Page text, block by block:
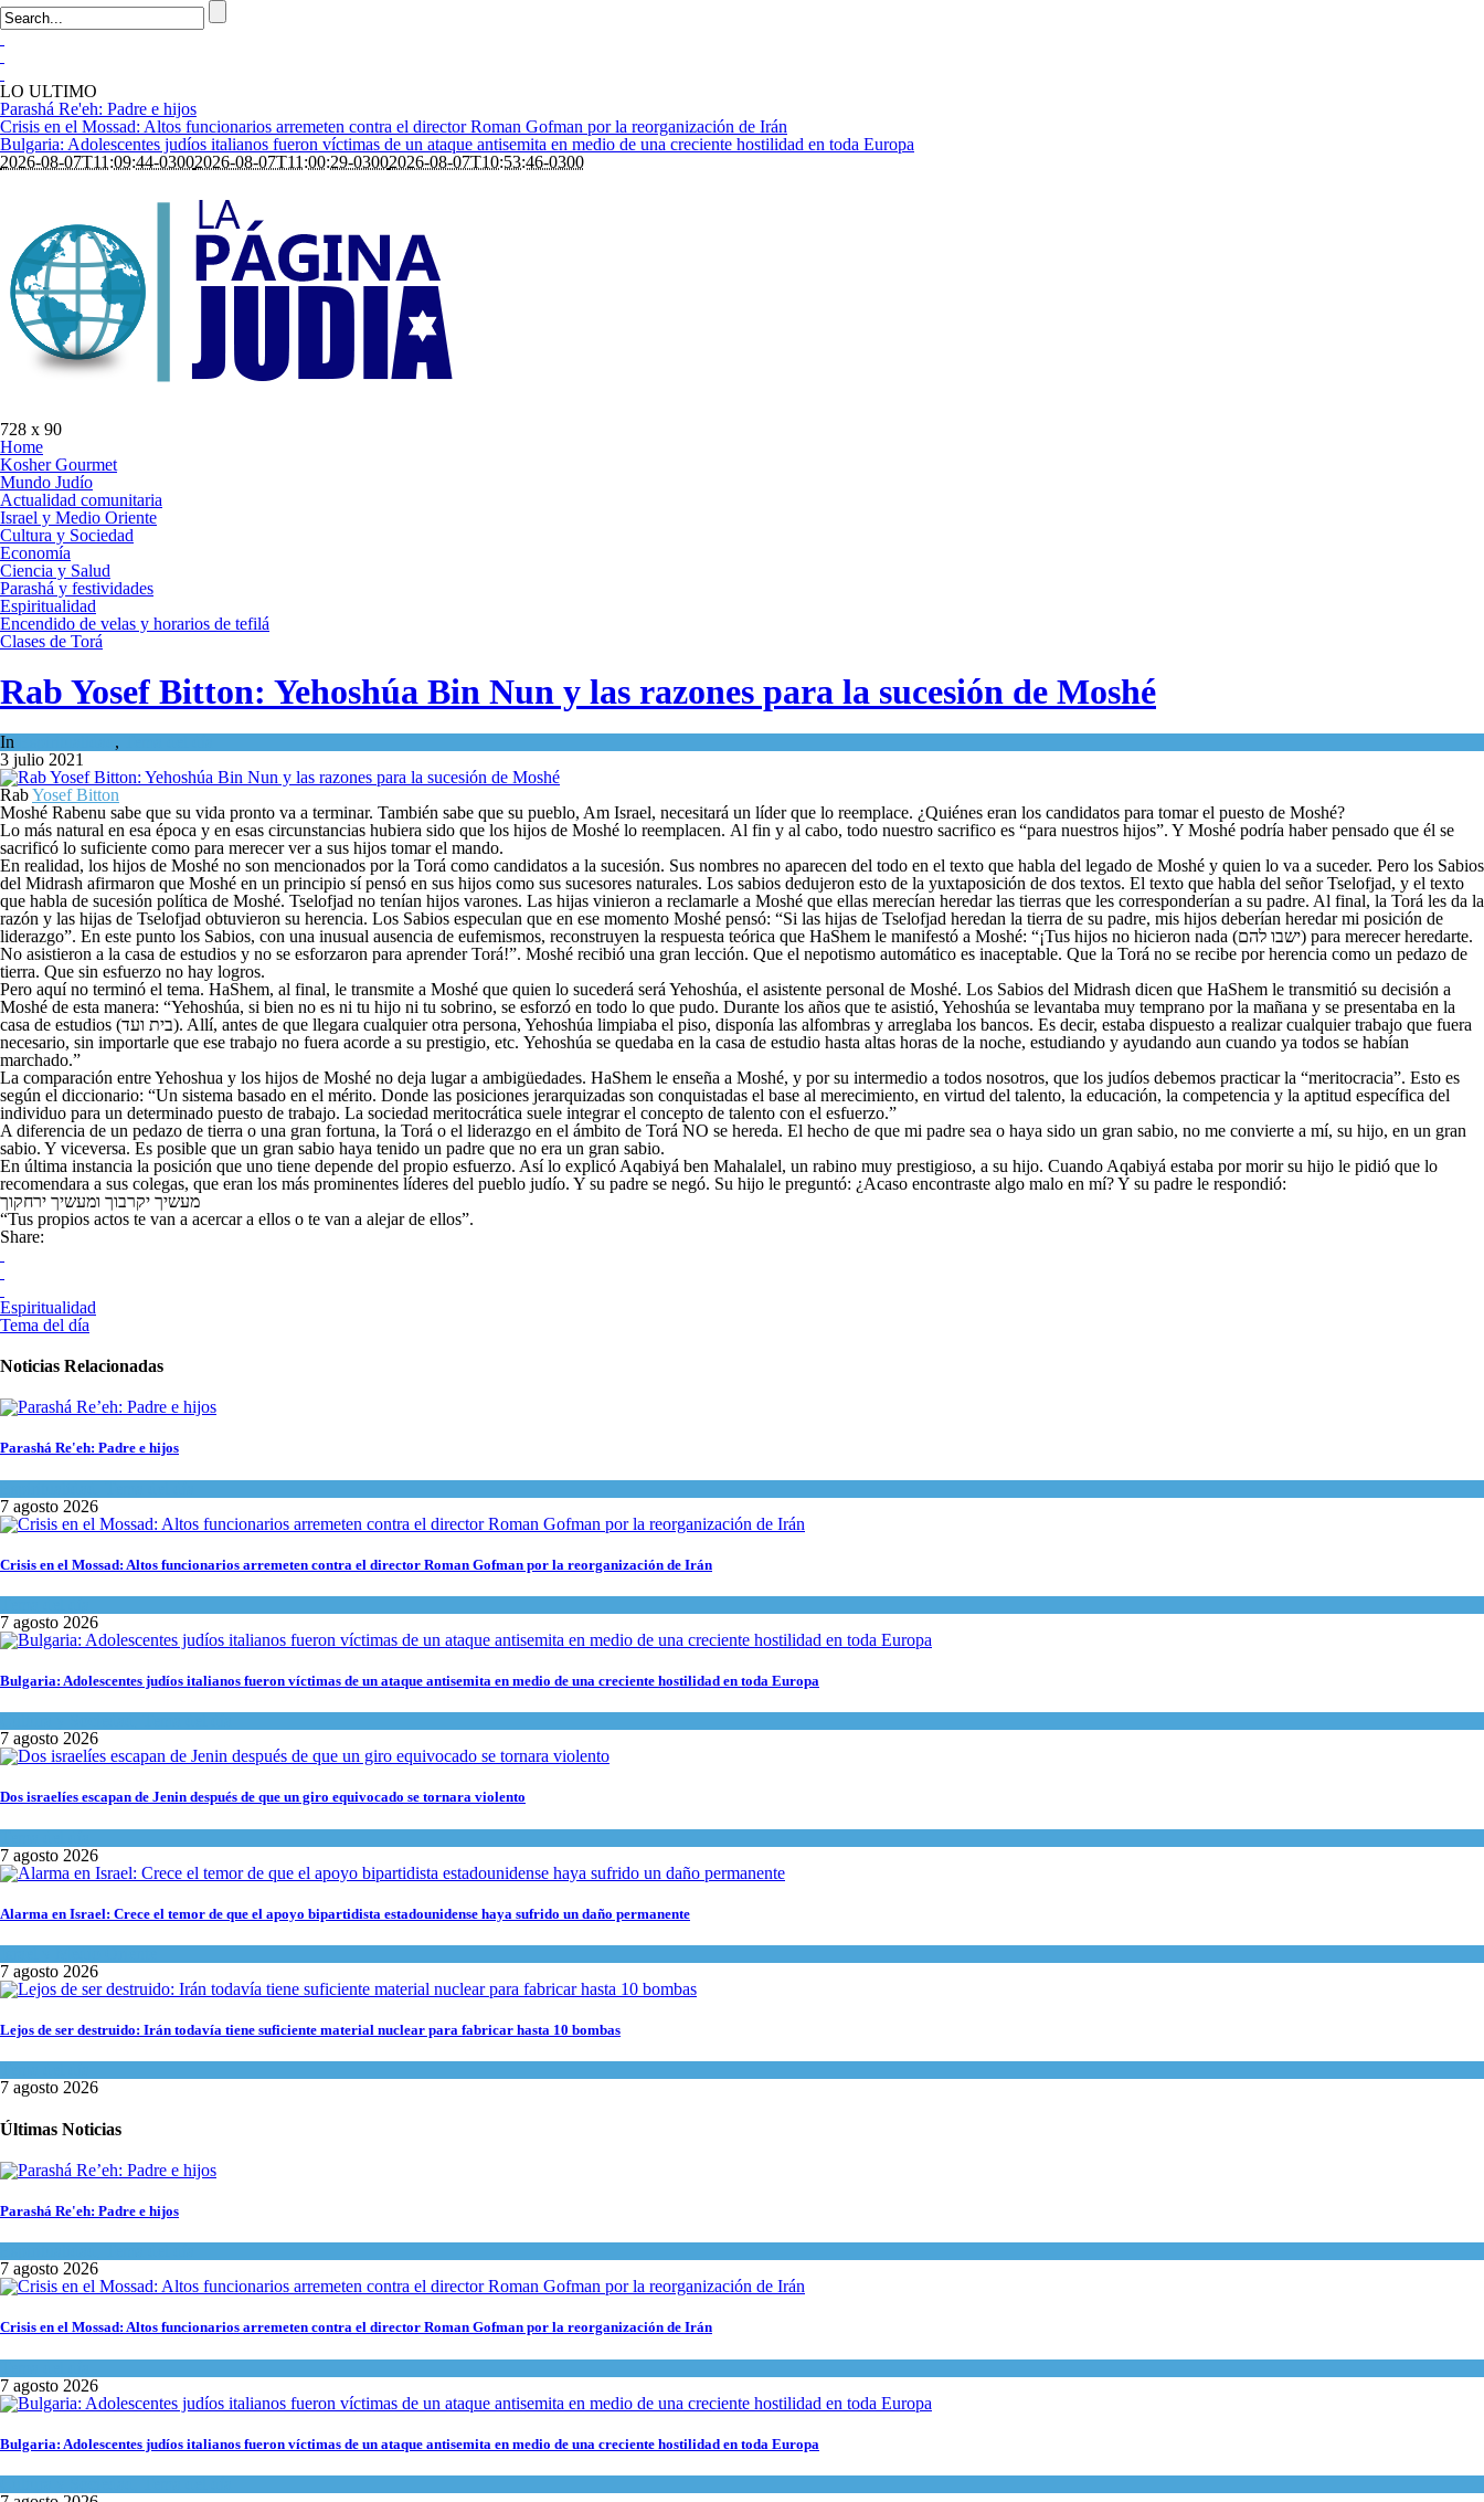
LO ULTIMO
Parashá Re'eh: Padre e hijos
Crisis en el Mossad: Altos funcionarios arremeten contra el director Roman Gofman por la reorganización de Irán
Bulgaria: Adolescentes judíos italianos fueron víctimas de un ataque antisemita en medio de una creciente hostilidad en toda Europa
2026-08-07T11:09:44-03002026-08-07T11:00:29-03002026-08-07T10:53:46-0300
728 x 90
Home
Kosher Gourmet
Mundo Judío
Actualidad comunitaria
Israel y Medio Oriente
Cultura y Sociedad
Economía
Ciencia y Salud
Parashá y festividades
Espiritualidad
Encendido de velas y horarios de tefilá
Clases de Torá
Rab Yosef Bitton: Yehoshúa Bin Nun y las razones para la sucesión de Moshé
In ,
3 julio 2021
RabYosef Bitton
Moshé Rabenu sabe que su vida pronto va a terminar. También sabe que su pueblo, Am Israel, necesitará un líder que lo reemplace. ¿Quiénes eran los candidatos para tomar el puesto de Moshé?
Lo más natural en esa época y en esas circunstancias hubiera sido que los hijos de Moshé lo reemplacen. Al fin y al cabo, todo nuestro sacrifico es “para nuestros hijos”. Y Moshé podría haber pensado que él se
sacrificó lo suficiente como para merecer ver a sus hijos tomar el mando.
En realidad, los hijos de Moshé no son mencionados por la Torá como candidatos a la sucesión. Sus nombres no aparecen del todo en el texto que habla del legado de Moshé y quien lo va a suceder. Pero los Sabios
del Midrash afirmaron que Moshé en un principio sí pensó en sus hijos como sus sucesores naturales. Los sabios dedujeron esto de la yuxtaposición de dos textos. El texto que habla del señor Tselofjad, y el texto
que habla de sucesión política de Moshé. Tselofjad no tenían hijos varones. Las hijas vinieron a reclamarle a Moshé que ellas merecían heredar las tierras que les corresponderían a su padre. Al final, la Torá les da la
razón y las hijas de Tselofjad obtuvieron su herencia. Los Sabios especulan que en ese momento Moshé pensó: “Si las hijas de Tselofjad heredan la tierra de su padre, mis hijos deberían heredar mi posición de
liderazgo”. En este punto los Sabios, con una inusual ausencia de eufemismos, reconstruyen la respuesta teórica que HaShem le manifestó a Moshé: “¡Tus hijos no hicieron nada (ישבו להם) para merecer heredarte.
No asistieron a la casa de estudios y no se esforzaron para aprender Torá!”. Moshé recibió una gran lección. Que el nepotismo automático es inaceptable. Que la Torá no se recibe por herencia como un pedazo de
tierra. Que sin esfuerzo no hay logros.
Pero aquí no terminó el tema. HaShem, al final, le transmite a Moshé que quien lo sucederá será Yehoshúa, el asistente personal de Moshé. Los Sabios del Midrash dicen que HaShem le transmitió su decisión a
Moshé de esta manera: “Yehoshúa, si bien no es ni tu hijo ni tu sobrino, se esforzó en todo lo que pudo. Durante los años que te asistió, Yehoshúa se levantaba muy temprano por la mañana y se presentaba en la
casa de estudios (בית ועד). Allí, antes de que llegara cualquier otra persona, Yehoshúa limpiaba el piso, disponía las alfombras y arreglaba los bancos. Es decir, estaba dispuesto a realizar cualquier trabajo que fuera
necesario, sin importarle que ese trabajo no fuera acorde a su prestigio, etc. Yehoshúa se quedaba en la casa de estudio hasta altas horas de la noche, estudiando y ayudando aun cuando ya todos se habían
marchado.”
La comparación entre Yehoshua y los hijos de Moshé no deja lugar a ambigüedades. HaShem le enseña a Moshé, y por su intermedio a todos nosotros, que los judíos debemos practicar la “meritocracia”. Esto es
según el diccionario: “Un sistema basado en el mérito. Donde las posiciones jerarquizadas son conquistadas el base al merecimiento, en virtud del talento, la educación, la competencia y la aptitud específica del
individuo para un determinado puesto de trabajo. La sociedad meritocrática suele integrar el concepto de talento con el esfuerzo.”
A diferencia de un pedazo de tierra o una gran fortuna, la Torá o el liderazgo en el ámbito de Torá NO se hereda. El hecho de que mi padre sea o haya sido un gran sabio, no me convierte a mí, su hijo, en un gran
sabio. Y viceversa. Es posible que un gran sabio haya tenido un padre que no era un gran sabio.
En última instancia la posición que uno tiene depende del propio esfuerzo. Así lo explicó Aqabiyá ben Mahalalel, un rabino muy prestigioso, a su hijo. Cuando Aqabiyá estaba por morir su hijo le pidió que lo
recomendara a sus colegas, que eran los más prominentes líderes del pueblo judío. Y su padre se negó. Su hijo le preguntó: ¿Acaso encontraste algo malo en mí? Y su padre le respondió:
מעשיך יקרבוך ומעשיך ירחקוך
“Tus propios actos te van a acercar a ellos o te van a alejar de ellos”.
Share:
Espiritualidad
Tema del día
Noticias Relacionadas
Parashá Re'eh: Padre e hijos
7 agosto 2026
Crisis en el Mossad: Altos funcionarios arremeten contra el director Roman Gofman por la reorganización de Irán
7 agosto 2026
Bulgaria: Adolescentes judíos italianos fueron víctimas de un ataque antisemita en medio de una creciente hostilidad en toda Europa
7 agosto 2026
Dos israelíes escapan de Jenin después de que un giro equivocado se tornara violento
7 agosto 2026
Alarma en Israel: Crece el temor de que el apoyo bipartidista estadounidense haya sufrido un daño permanente
7 agosto 2026
Lejos de ser destruido: Irán todavía tiene suficiente material nuclear para fabricar hasta 10 bombas
7 agosto 2026
Últimas Noticias
Parashá Re'eh: Padre e hijos
7 agosto 2026
Crisis en el Mossad: Altos funcionarios arremeten contra el director Roman Gofman por la reorganización de Irán
7 agosto 2026
Bulgaria: Adolescentes judíos italianos fueron víctimas de un ataque antisemita en medio de una creciente hostilidad en toda Europa